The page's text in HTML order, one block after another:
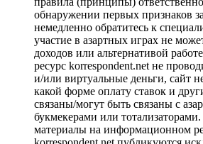
обнаружении первых признаков
немедленно обратитесь к
участие в азартных играх не
доходов или альтернативой
ресурс korrespondent.net не
и/или виртуальные деньги, сайт
какой форме оплату ставок и
связаны/могут быть связаны с
букмекерами или
материалы на информационном